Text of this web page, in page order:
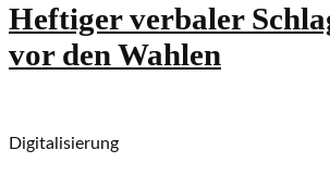
Heftiger verbaler
vor den Wahlen
Digitalisierung